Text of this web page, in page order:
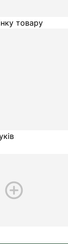
товару